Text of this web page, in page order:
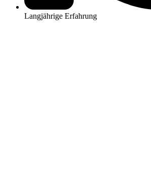
Langjährige Erfahrung